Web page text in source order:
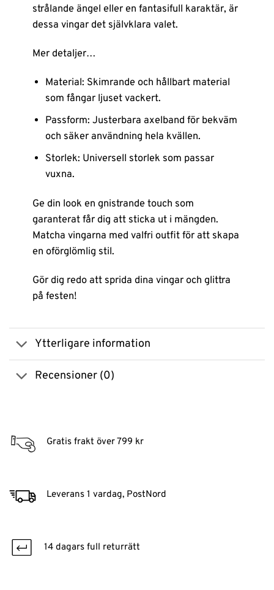
strålande ängel eller en fantasifull karaktär, är
dessa vingar det självklara valet.
Mer detaljer…
Material: Skimrande och hållbart material
som fångar ljuset vackert.
Passform: Justerbara axelband för bekväm
och säker användning hela kvällen.
Storlek: Universell storlek som passar
vuxna.
Ge din look en gnistrande touch som
garanterat får dig att sticka ut i mängden.
Matcha vingarna med valfri outfit för att skapa
en oförglömlig stil.
Gör dig redo att sprida dina vingar och glittra
på festen!
Ytterligare information
Recensioner (0)
Gratis frakt över 799 kr
Leverans 1 vardag, PostNord
14 dagars full returrätt